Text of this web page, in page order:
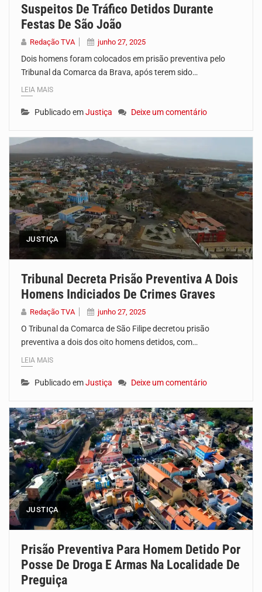
Suspeitos De Tráfico Detidos Durante
Festas De São João
Redação TVA junho 27, 2025
Dois homens foram colocados em prisão preventiva pelo
Tribunal da Comarca da Brava, após terem sido…
LEIA MAIS
Publicado emJustiça Deixe um comentário
JUSTIÇA
Tribunal Decreta Prisão Preventiva A Dois
Homens Indiciados De Crimes Graves
Redação TVA junho 27, 2025
O Tribunal da Comarca de São Filipe decretou prisão
preventiva a dois dos oito homens detidos, com…
LEIA MAIS
Publicado emJustiça Deixe um comentário
JUSTIÇA
Prisão Preventiva Para Homem Detido Por
Posse De Droga E Armas Na Localidade De
Preguiça